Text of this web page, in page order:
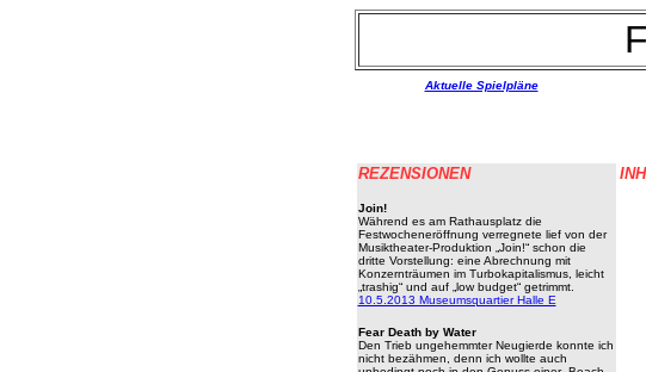
Aktuelle Spielpläne
REZENSIONEN
Join!
Während es am Rathausplatz die
Festwocheneröffnung verregnete lief von der
Musiktheater-Produktion „Join!“ schon die
dritte Vorstellung: eine Abrechnung mit
Konzernträumen im Turbokapitalismus, leicht
„trashig“ und auf „low budget“ getrimmt.
10.5.2013 Museumsquartier Halle E
Fear Death by Water
Den Trieb ungehemmter Neugierde konnte ich
nicht bezähmen, denn ich wollte auch